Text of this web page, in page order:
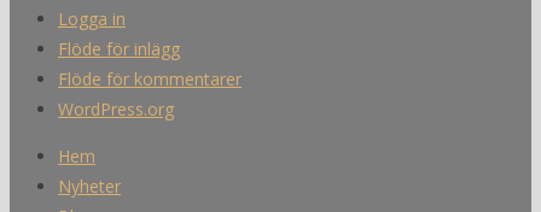
Logga in
Flöde för inlägg
Flöde för kommentarer
WordPress.org
Hem
Nyheter